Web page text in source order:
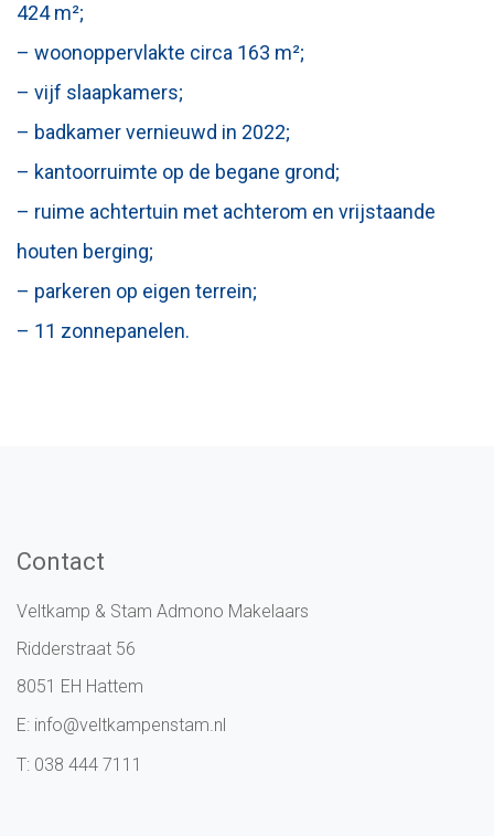
424 m²;
– woonoppervlakte circa 163 m²;
– vijf slaapkamers;
– badkamer vernieuwd in 2022;
– kantoorruimte op de begane grond;
– ruime achtertuin met achterom en vrijstaande
houten berging;
– parkeren op eigen terrein;
– 11 zonnepanelen.
Contact
Veltkamp & Stam Admono Makelaars
Ridderstraat 56
8051 EH Hattem
E: info@veltkampenstam.nl
T: 038 444 7111